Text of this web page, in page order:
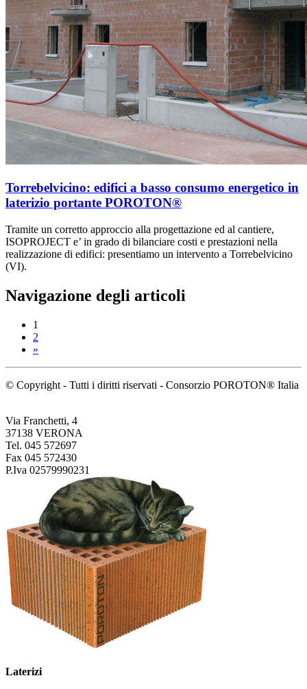
Torrebelvicino: edifici a basso consumo energetico in
laterizio portante POROTON®
Tramite un corretto approccio alla progettazione ed al cantiere,
ISOPROJECT e’ in grado di bilanciare costi e prestazioni nella
realizzazione di edifici: presentiamo un intervento a Torrebelvicino
(VI).
Navigazione degli articoli
1
2
»
© Copyright - Tutti i diritti riservati - Consorzio POROTON® Italia
Via Franchetti, 4
37138 VERONA
Tel. 045 572697
Fax 045 572430
P.Iva 02579990231
Laterizi